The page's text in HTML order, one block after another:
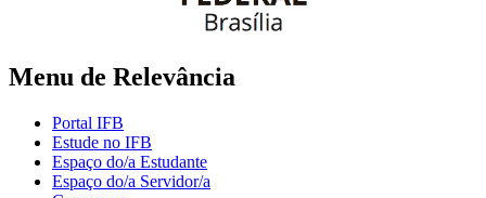
Menu de Relevância
Portal IFB
Estude no IFB
Espaço do/a Estudante
Espaço do/a Servidor/a